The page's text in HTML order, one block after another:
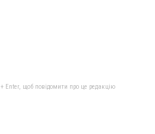
Enter, щоб повідомити про це редакцію